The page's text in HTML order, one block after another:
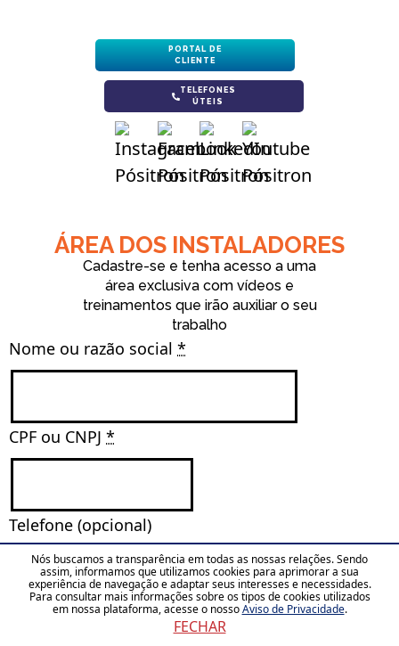
PORTAL DE
CLIENTE
TELEFONES
ÚTEIS
ÁREA DOS INSTALADORES
Cadastre-se e tenha acesso a uma
área exclusiva com vídeos e
treinamentos que irão auxiliar o seu
trabalho
Nome ou razão social *
CPF ou CNPJ *
Telefone (opcional)
Nós buscamos a transparência em todas as nossas relações. Sendo
assim, informamos que utilizamos cookies para aprimorar a sua
experiência de navegação e adaptar seus interesses e necessidades.
Para consultar mais informações sobre os tipos de cookies utilizados
em nossa plataforma, acesse o nossoAviso de Privacidade.
FECHAR